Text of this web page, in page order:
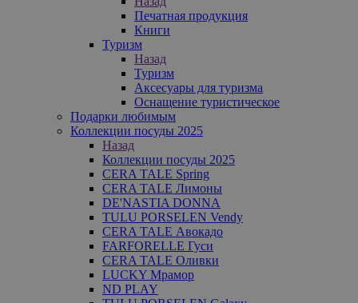
Печатная продукция
Книги
Туризм
Назад
Туризм
Аксесуары для туризма
Оснащение туристическое
Подарки любимым
Коллекции посуды 2025
Назад
Коллекции посуды 2025
CERA TALE Spring
CERA TALE Лимоны
DE'NASTIA DONNA
TULU PORSELEN Vendy
CERA TALE Авокадо
FARFORELLE Гуси
CERA TALE Оливки
LUCKY Мрамор
ND PLAY